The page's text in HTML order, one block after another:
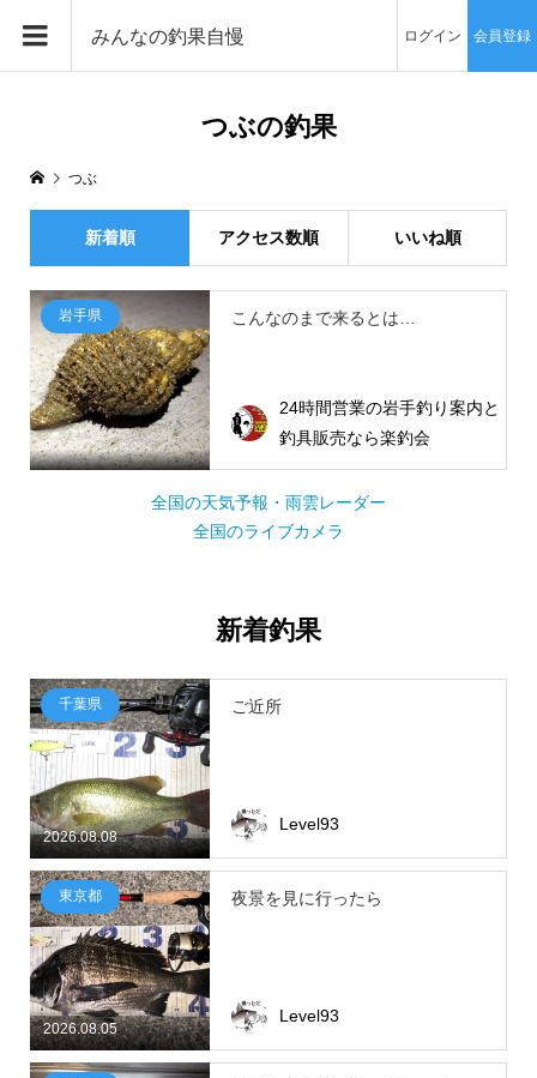
みんなの釣果自慢 ログイン 会員登録
つぶの釣果
つぶ
新着順 アクセス数順 いいね順
岩手県 こんなのまで来るとは…
24時間営業の岩手釣り案内と
釣具販売なら楽釣会
全国の天気予報・雨雲レーダー
全国のライブカメラ
新着釣果
2026.08.08
千葉県 ご近所
Level93
2026.08.05
東京都 夜景を見に行ったら
Level93